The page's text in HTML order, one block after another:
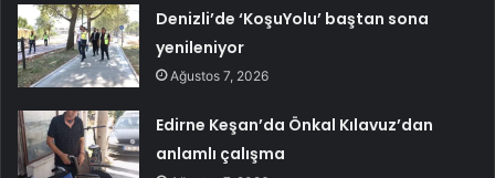
Denizli’de ‘KoşuYolu’ baştan sona
yenileniyor
Ağustos 7, 2026
Edirne Keşan’da Önkal Kılavuz’dan
anlamlı çalışma